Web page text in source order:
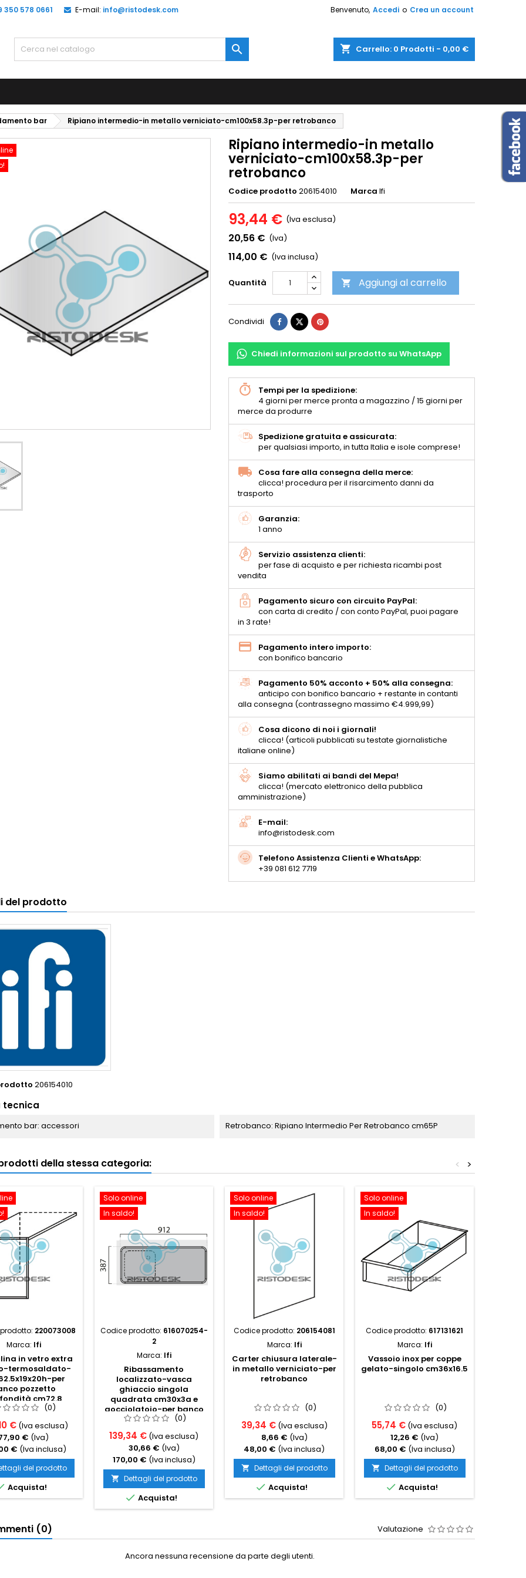
350 578 0661 E-mail: info@ristodesk.com Benvenuto, Accedi o Crea un account
shopping_cart Carrello: 0 Prodotti - 0,00 €

bar Ripiano intermedio-in metallo verniciato-cm100x58.3p-per retrobanco
Ripiano intermedio-in metallo
verniciato-cm100x58.3p-per
retrobanco
Codice prodotto 206154010 Marca Ifi
93,44 € (Iva esclusa)
20,56 € (Iva)
114,00 € (Iva inclusa)
Quantità  Aggiungi al carrello
Condividi
Chiedi informazioni sul prodotto su WhatsApp
Tempi per la spedizione:
4 giorni per merce pronta a magazzino / 15 giorni per
merce da produrre
Spedizione gratuita e assicurata:
per qualsiasi importo, in tutta Italia e isole comprese!
Cosa fare alla consegna della merce:
clicca! procedura per il risarcimento danni da
trasporto
Garanzia:
1 anno
Servizio assistenza clienti:
per fase di acquisto e per richiesta ricambi post
vendita
Pagamento sicuro con circuito PayPal:
con carta di credito / con conto PayPal, puoi pagare
in 3 rate!
Pagamento intero importo:
con bonifico bancario
Pagamento 50% acconto + 50% alla consegna:
anticipo con bonifico bancario + restante in contanti
alla consegna (contrassegno massimo €4.999,99)
Cosa dicono di noi i giornali!
clicca! (articoli pubblicati su testate giornalistiche
italiane online)
Siamo abilitati ai bandi del Mepa!
clicca! (mercato elettronico della pubblica
amministrazione)
E-mail:
info@ristodesk.com
Telefono Assistenza Clienti e WhatsApp:
+39 081 612 7719
del prodotto
206154010
tecnica
bar: accessori Retrobanco: Ripiano Intermedio Per Retrobanco cm65P
della stessa categoria: >
<
220073008
Marca: Ifi
in vetro extra
termosaldato-
per
pozzetto
cm72.8
(0)
€ (Iva esclusa)
€ (Iva)
€ (Iva inclusa)
del prodotto
Acquista!
Solo online
In saldo!
Codice prodotto: 616070254-
2
Marca: Ifi
Ribassamento
localizzato-vasca
ghiaccio singola
quadrata cm30x3a e
gocciolatoio-per banco
basso
(0)
139,34 € (Iva esclusa)
30,66 € (Iva)
170,00 € (Iva inclusa)
 Dettagli del prodotto
 Acquista!
Solo online
In saldo!
Codice prodotto: 206154081
Marca: Ifi
Carter chiusura laterale-
in metallo verniciato-per
retrobanco
(0)
39,34 € (Iva esclusa)
8,66 € (Iva)
48,00 € (Iva inclusa)
 Dettagli del prodotto
 Acquista!
Solo online
In saldo!
Codice prodotto: 617131621
Marca: Ifi
Vassoio inox per coppe
gelato-singolo cm36x16.5
(0)
55,74 € (Iva esclusa)
12,26 € (Iva)
68,00 € (Iva inclusa)
 Dettagli del prodotto
 Acquista!
(0) Valutazione
Ancora nessuna recensione da parte degli utenti.